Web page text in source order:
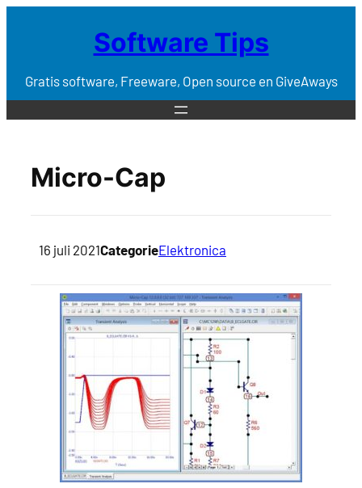
Software Tips
Gratis software, Freeware, Open source en GiveAways
Micro-Cap
16 juli 2021CategorieElektronica